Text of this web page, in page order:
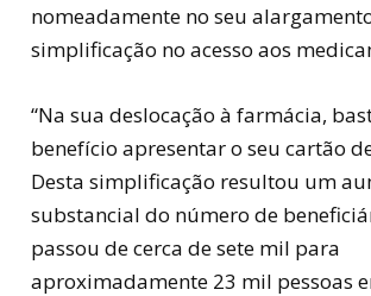
nomeadamente no seu
simplificação no acesso aos
“Na sua deslocação à farmácia,
benefício apresentar o seu cartão
Desta simplificação resultou um
substancial do número de
passou de cerca de sete mil para
aproximadamente 23 mil pessoas